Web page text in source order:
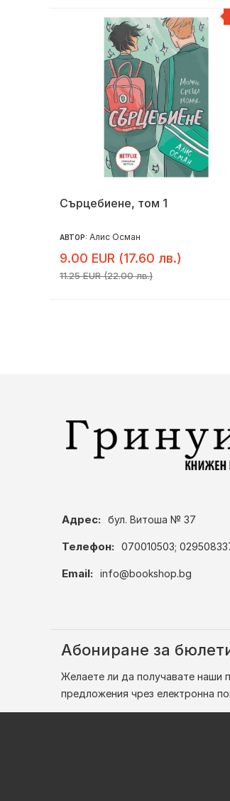
Сърцебиене, том 1
АВТОР: Алис Осман
9.00 EUR (17.60 лв.)
11.25 EUR (22.00 лв.)
Адрес: бул. Витоша № 37
Телефон: 070010503;
Email: info@bookshop.bg
Абониране за
Желаете ли да получавате наши
предложения чрез електронна